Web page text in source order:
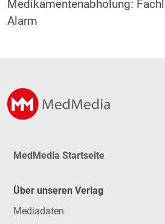
Medikamentenabholung:
Alarm
MedMedia Startseite
Über unseren Verlag
Mediadaten